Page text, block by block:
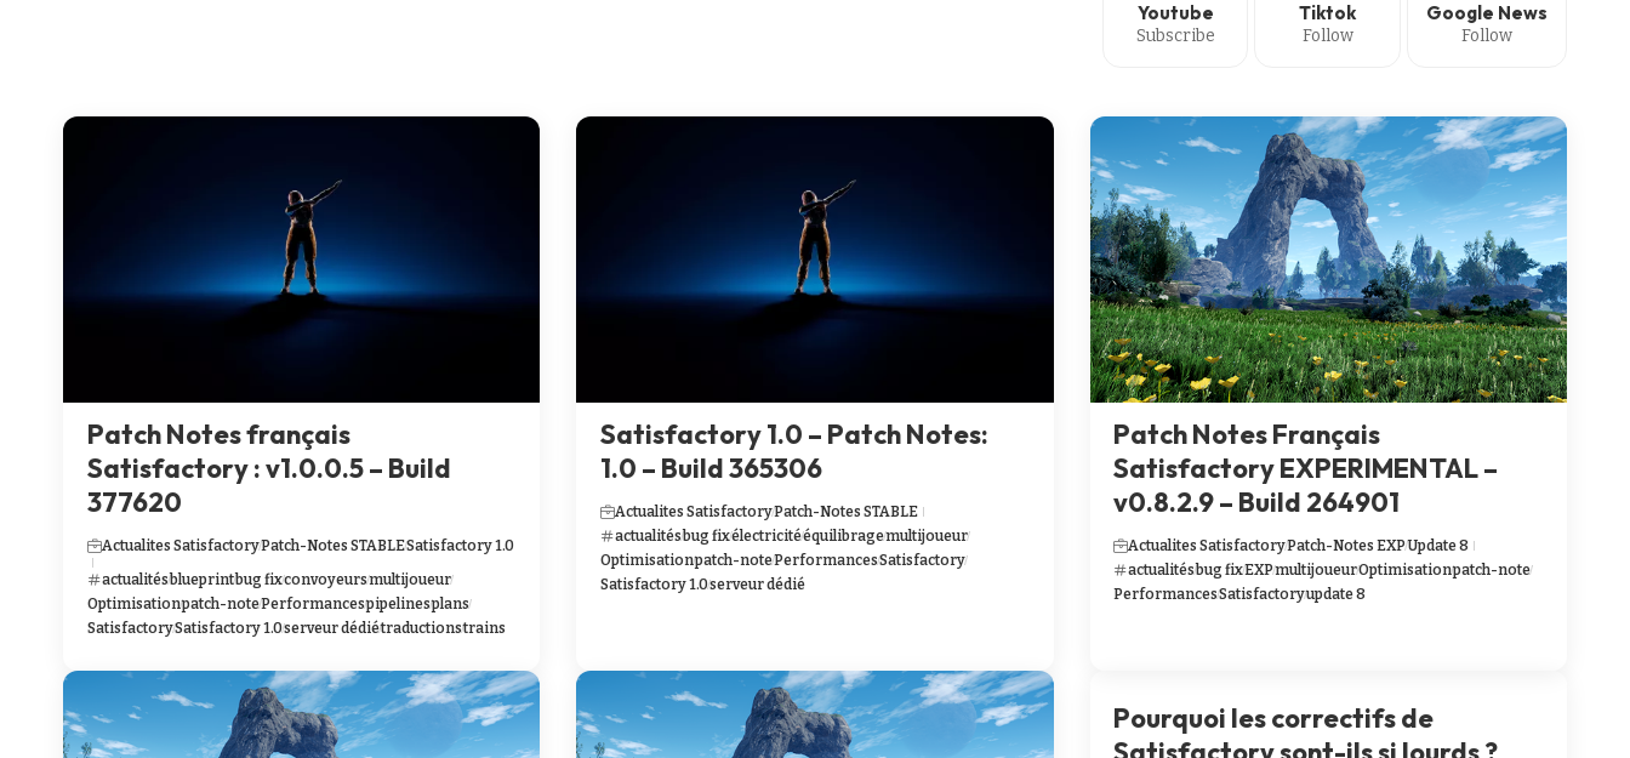
Youtube
Subscribe
Tiktok
Follow
Google News
Follow
Patch Notes français
Satisfactory : v1.0.0.5 – Build
377620
Actualites SatisfactoryPatch-Notes STABLESatisfactory 1.0
actualitésblueprintbug fixconvoyeursmultijoueur
Optimisationpatch-notePerformancespipelinesplans
SatisfactorySatisfactory 1.0serveur dédiétraductionstrains
Satisfactory 1.0 – Patch Notes:
1.0 – Build 365306
Actualites SatisfactoryPatch-Notes STABLE
actualitésbug fixélectricitééquilibragemultijoueur
Optimisationpatch-notePerformancesSatisfactory
Satisfactory 1.0serveur dédié
Patch Notes Français
Satisfactory EXPERIMENTAL –
v0.8.2.9 – Build 264901
Actualites SatisfactoryPatch-Notes EXPUpdate 8
actualitésbug fixEXPmultijoueurOptimisationpatch-note
PerformancesSatisfactoryupdate 8
Pourquoi les correctifs de